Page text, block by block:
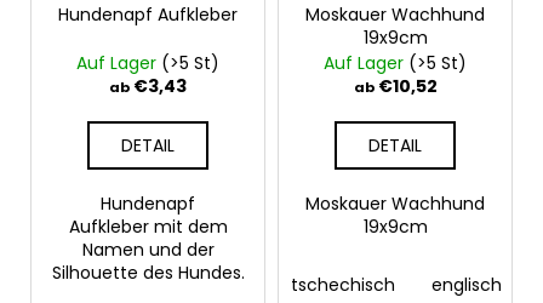
Hundenapf Aufkleber
Auf Lager (>5 St)
ab €3,43
DETAIL
Hundenapf
Aufkleber mit dem
Namen und der
Silhouette des Hundes.
Moskauer Wachhund
19x9cm
Auf Lager (>5 St)
ab€10,52
DETAIL
Moskauer Wachhund
19x9cm
tschechisch englisch